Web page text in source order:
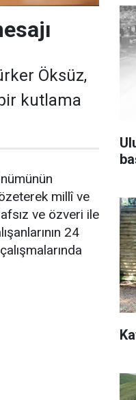
Öksüz,
kutlama
millî ve
ve özveri ile
24